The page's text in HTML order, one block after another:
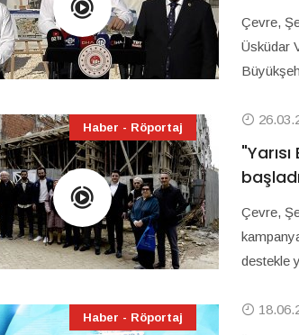
Çevre,
Üsküdar
Haber - Röportaj
başladı
Çevre,
destekle
Haber - Röportaj